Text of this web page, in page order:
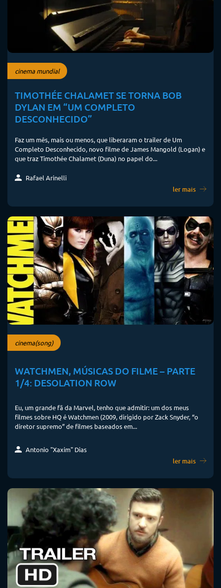
cinema mundial
TIMOTHÉE CHALAMET SE TORNA BOB
DYLAN EM “UM COMPLETO
DESCONHECIDO”
Faz um mês, mais ou menos, que liberaram o trailer de Um
Completo Desconhecido, novo filme de James Mangold (Logan) e
que traz Timothée Chalamet (Duna) no papel do...
Rafael Arinelli
ler mais
cinema(song)
WATCHMEN, MÚSICAS DO FILME – PARTE
1/4: DESOLATION ROW
Eu, um grande fã da Marvel, tenho que admitir: um dos meus
filmes sobre HQ é Watchmen (2009, dirigido por Zack Snyder, “o
diretor supremo” de filmes baseados em...
Antonio "Xaxim" Dias
ler mais